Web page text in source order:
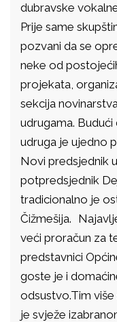
dubravske
Prije same
pozvani da se
neke od
projekata,
sekcija
udrugama. Budući
udruga je ujedno
Novi predsjednik
potpredsjednik
tradicionalno je
Čižmešija.
veći proračun za
predstavnici
goste je i
odsustvo.Tim
je svježe